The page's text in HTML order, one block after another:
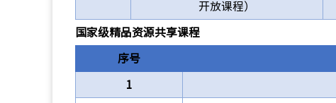
开放课程）
国家级精品资源共享课程
序号
1